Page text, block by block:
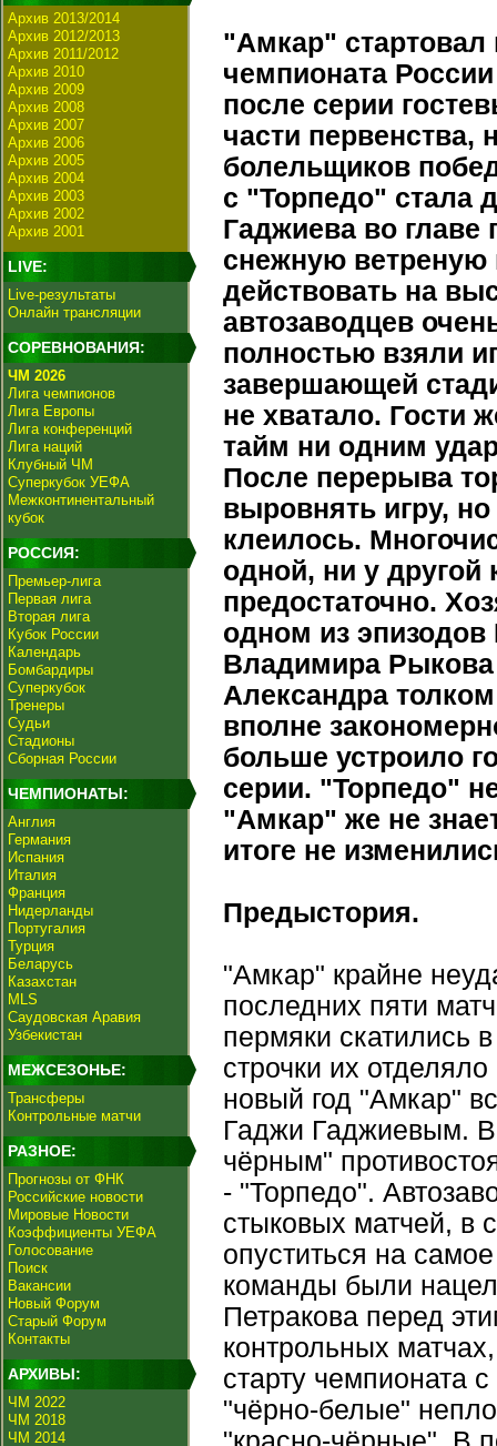
Архив 2013/2014
Архив 2012/2013
Архив 2011/2012
Архив 2010
Архив 2009
Архив 2008
Архив 2007
Архив 2006
Архив 2005
Архив 2004
Архив 2003
Архив 2002
Архив 2001
LIVE:
Live-результаты
Онлайн трансляции
СОРЕВНОВАНИЯ:
ЧМ 2026
Лига чемпионов
Лига Европы
Лига конференций
Лига наций
Клубный ЧМ
Суперкубок УЕФА
Межконтинентальный
кубок
РОССИЯ:
Премьер-лига
Первая лига
Вторая лига
Кубок России
Календарь
Бомбардиры
Суперкубок
Тренеры
Судьи
Стадионы
Сборная России
ЧЕМПИОНАТЫ:
Англия
Германия
Испания
Италия
Франция
Нидерланды
Португалия
Турция
Беларусь
Казахстан
MLS
Саудовская Аравия
Узбекистан
МЕЖСЕЗОНЬЕ:
Трансферы
Контрольные матчи
РАЗНОЕ:
Прогнозы от ФНК
Российские новости
Мировые Новости
Коэффициенты УЕФА
Голосование
Поиск
Вакансии
Новый Форум
Старый Форум
Контакты
АРХИВЫ:
ЧМ 2022
ЧМ 2018
ЧМ 2014
"Амкар" стартовал
чемпионата
после серии
части первенства,
болельщиков
с "Торпедо" стала
Гаджиева во
снежную ветреную
действовать на
автозаводцев
полностью взяли
завершающей
не хватало. Гости
тайм ни одним
После перерыва
выровнять игру,
клеилось.
одной, ни у
предостаточно.
одном из
Владимира Рыкова
Александра
вполне
больше устроило
серии. "Торпедо"
"Амкар" же не
итоге не
Предыстория.
"Амкар" крайне
последних пяти
пермяки скатились
строчки их
новый год "Амкар"
Гаджи Гаджиевым. В
чёрным"
- "Торпедо".
стыковых матчей, в
опуститься на
команды были
Петракова перед
контрольных
старту чемпионата
"чёрно-белые"